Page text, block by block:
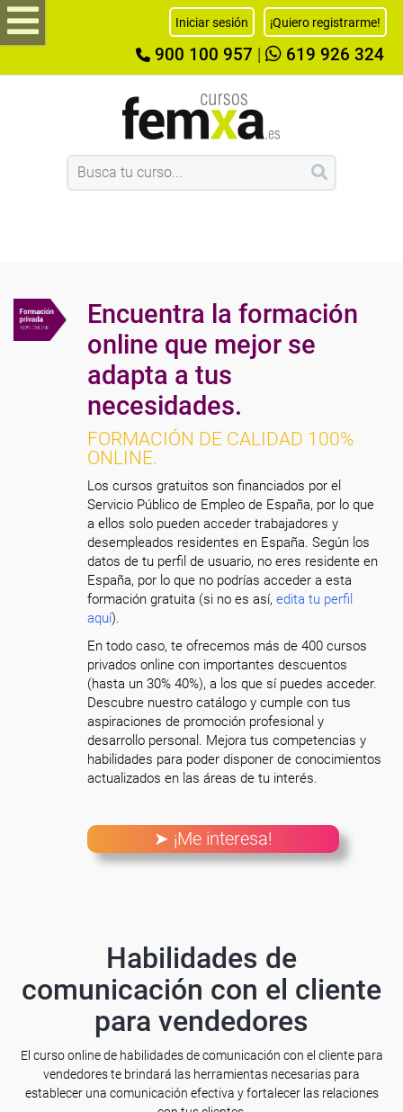
Iniciar sesión ¡Quiero registrarme!
900 100 957 619 926 324
Encuentra la formación
online que mejor se
adapta a tus
necesidades.
FORMACIÓN DE CALIDAD 100%
ONLINE.
Los cursos gratuitos son financiados por el
Servicio Público de Empleo de España, por lo que
a ellos solo pueden acceder trabajadores y
desempleados residentes en España. Según los
datos de tu perfil de usuario, no eres residente en
España, por lo que no podrías acceder a esta
formación gratuita (si no es así,edita tu perfil
aquí).
En todo caso, te ofrecemos más de 400 cursos
privados online con importantes descuentos
(hasta un 30% 40%), a los que sí puedes acceder.
Descubre nuestro catálogo y cumple con tus
aspiraciones de promoción profesional y
desarrollo personal. Mejora tus competencias y
habilidades para poder disponer de conocimientos
actualizados en las áreas de tu interés.
➤ ¡Me interesa!
Habilidades de
comunicación con el cliente
para vendedores
El curso online de habilidades de comunicación con el cliente para
vendedores te brindará las herramientas necesarias para
establecer una comunicación efectiva y fortalecer las relaciones